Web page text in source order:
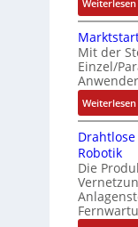
i
l
f
r
i
G
a
f
i
r
s
t
g
l
i
c
s
e
Weiterlesen
f
t
a
s
i
Mit der
Einzel/
Weiterlesen:
t
t
Robotik
Die